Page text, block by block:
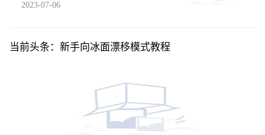
2023-07-06
当前头条：新手向冰面漂移模式教程